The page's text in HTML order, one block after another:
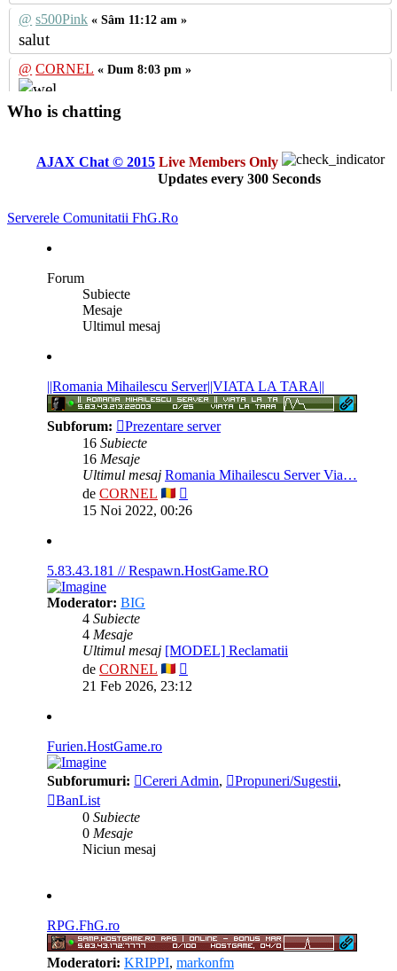
@ s500Pink « Sâm 11:12 am »
salut
@ CORNEL « Dum 8:03 pm »
@ CORNEL « Mie 10:35 am »
CORNEL « Vin 11:18 am »
@ killer « Mie 3:57 pm »
CORNEL « Lun 10:36 am »
Salut! ok
YanGv2 « Mar 1:08 am »
Salutari, Cornel, cand poti, te rog sa te uiti la mesajele
din privat!
CORNEL « Mar 4:47 pm »
FanyGame
killer « Sâm 5:01 pm »
« Sâm 8:38 am »
CORNEL « Vin 3:38 pm »
CORNEL « Joi 3:11 pm »
« Joi 11:24 am »
Nap « Mar 9:30 am »
Who is chatting
AJAX Chat © 2015 Live Members Only
Updates every 300Seconds
Serverele Comunitatii FhG.Ro
Forum
Subiecte
Mesaje
Ultimul mesaj
||Romania Mihailescu Server||VIATA LA TARA||
Subforum:
Prezentare server
16 Subiecte
16 Mesaje
Ultimul mesaj Romania Mihailescu Server Via…
de CORNEL
ultimul
15 Noi 2022, 00:26
5.83.43.181 // Respawn.HostGame.RO
Moderator: BIG
4 Subiecte
4 Mesaje
Ultimul mesaj [MODEL] Reclamatii
de CORNEL
ultimul
21 Feb 2026, 23:12
Furien.HostGame.ro
Subforumuri: Cereri Admin, Propuneri/Sugestii,
BanList
0 Subiecte
0 Mesaje
Niciun mesaj
RPG.FhG.ro
Moderatori: KRIPPI, markonfm